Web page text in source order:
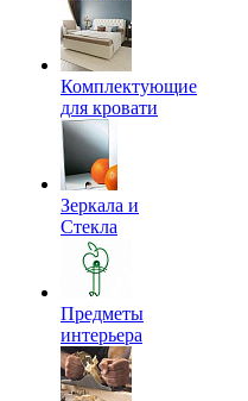
Комплектующие
для кровати
Зеркала и
Стекла
Предметы
интерьера